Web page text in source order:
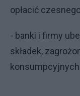
opłacić
- banki i firmy
składek,